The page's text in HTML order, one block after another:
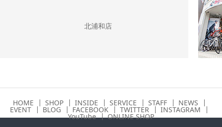
北浦和店
HOME SHOP INSIDE SERVICE STAFF NEWS
EVENT BLOG FACEBOOK TWITTER INSTAGRAM
YouTube ONLINE SHOP